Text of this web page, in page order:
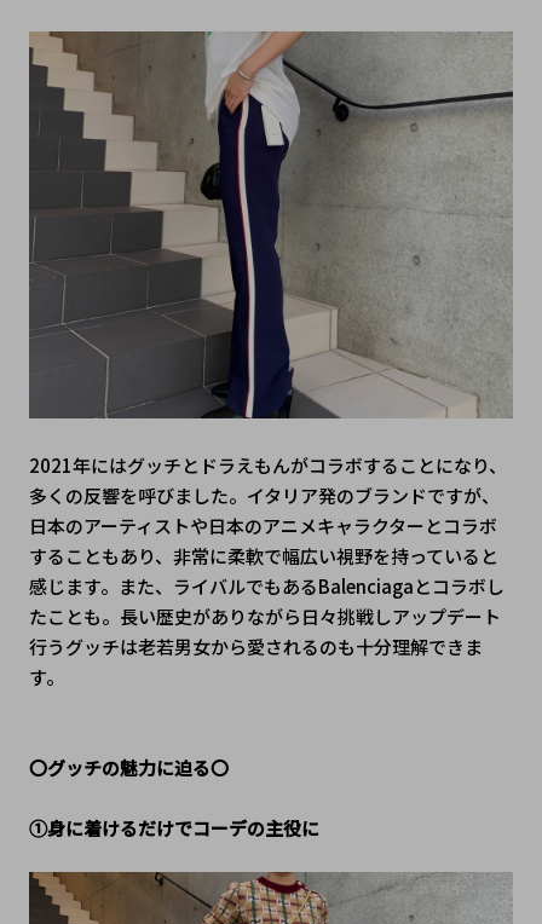
2021年にはグッチとドラえもんがコラボすることになり、
多くの反響を呼びました。イタリア発のブランドですが、
日本のアーティストや日本のアニメキャラクターとコラボ
することもあり、非常に柔軟で幅広い視野を持っていると
感じます。また、ライバルでもあるBalenciagaとコラボし
たことも。長い歴史がありながら日々挑戦しアップデート
行うグッチは老若男女から愛されるのも十分理解できま
す。
〇グッチの魅力に迫る〇
①身に着けるだけでコーデの主役に